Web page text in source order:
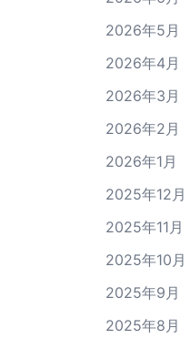
2026年5月
2026年4月
2026年3月
2026年2月
2026年1月
2025年12月
2025年11月
2025年10月
2025年9月
2025年8月